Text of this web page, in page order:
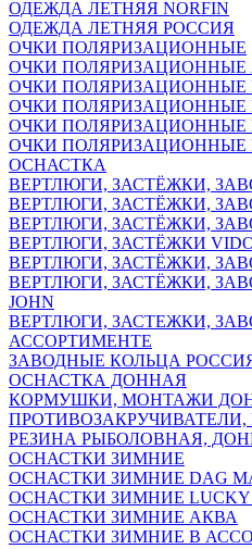
ОДЕЖДА ЛЕТНЯЯ NORFIN
ОДЕЖДА ЛЕТНЯЯ РОССИЯ
ОЧКИ ПОЛЯРИЗАЦИОННЫЕ
ОЧКИ ПОЛЯРИЗАЦИОННЫЕ
ОЧКИ ПОЛЯРИЗАЦИОННЫЕ
ОЧКИ ПОЛЯРИЗАЦИОННЫЕ
ОЧКИ ПОЛЯРИЗАЦИОННЫЕ
ОЧКИ ПОЛЯРИЗАЦИОННЫЕ
ОСНАСТКА
ВЕРТЛЮГИ, ЗАСТЁЖКИ,
ВЕРТЛЮГИ, ЗАСТЁЖКИ,
ВЕРТЛЮГИ, ЗАСТЁЖКИ,
ВЕРТЛЮГИ, ЗАСТЁЖКИ VIDO
ВЕРТЛЮГИ, ЗАСТЁЖКИ,
ВЕРТЛЮГИ, ЗАСТЁЖКИ,
JOHN
ВЕРТЛЮГИ, ЗАСТЕЖКИ,
АССОРТИМЕНТЕ
ЗАВОДНЫЕ КОЛЬЦА
ОСНАСТКА ДОННАЯ
КОРМУШКИ, МОНТАЖИ
РЕЗИНА РЫБОЛОВНАЯ,
ОСНАСТКИ ЗИМНИЕ
ОСНАСТКИ ЗИМНИЕ DAG
ОСНАСТКИ ЗИМНИЕ LUCKY
ОСНАСТКИ ЗИМНИЕ АКВА
ОСНАСТКИ ЗИМНИЕ В